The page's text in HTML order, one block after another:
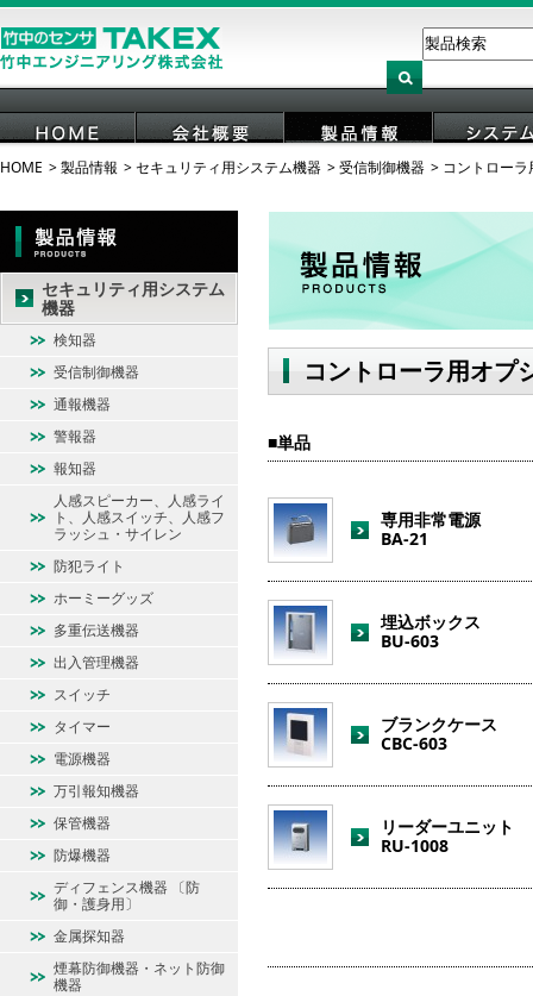
HOME 会社概要 製品情報 システ
HOME 製品情報 セキュリティ用システム機器 受信制御機器 コントロー
コントローラ用オプ
単品
専用非常電源
BA-21
埋込ボックス
BU-603
ブランクケース
CBC-603
リーダーユニット
RU-1008
セキュリティ用システム
機器
検知器
受信制御機器
通報機器
警報器
報知器
人感スピーカー、人感ライ
ト、人感スイッチ、人感フ
ラッシュ・サイレン
防犯ライト
ホーミーグッズ
多重伝送機器
出入管理機器
スイッチ
タイマー
電源機器
万引報知機器
保管機器
防爆機器
ディフェンス機器 〔防
御・護身用〕
金属探知器
煙幕防御機器・ネット防御
機器